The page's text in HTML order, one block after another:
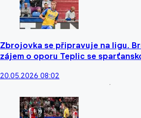
Zbrojovka se připravuje na ligu.
zájem o oporu Teplic se
20.05.2026 08:02